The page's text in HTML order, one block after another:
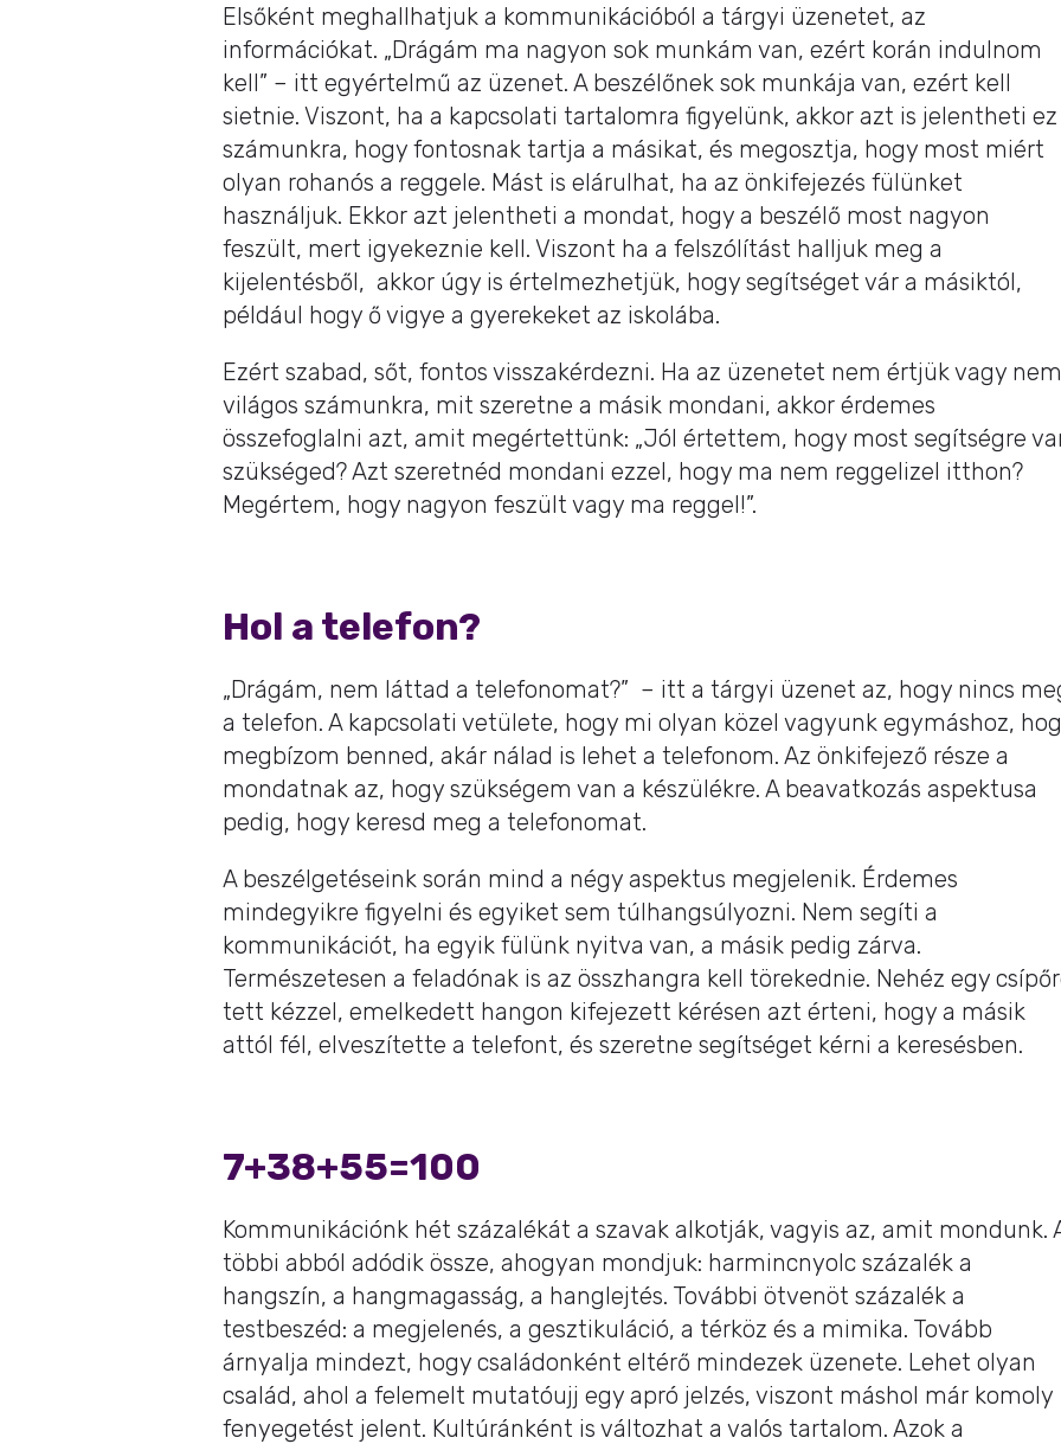
Elsőként meghallhatjuk a kommunikációból a tárgyi üzenetet, az
információkat. „Drágám ma nagyon sok munkám van, ezért korán indulnom
kell” – itt egyértelmű az üzenet. A beszélőnek sok munkája van, ezért kell
sietnie. Viszont, ha a kapcsolati tartalomra figyelünk, akkor azt is jelentheti ez
számunkra, hogy fontosnak tartja a másikat, és megosztja, hogy most miért
olyan rohanós a reggele. Mást is elárulhat, ha az önkifejezés fülünket
használjuk. Ekkor azt jelentheti a mondat, hogy a beszélő most nagyon
feszült, mert igyekeznie kell. Viszont ha a felszólítást halljuk meg a
kijelentésből, akkor úgy is értelmezhetjük, hogy segítséget vár a másiktól,
például hogy ő vigye a gyerekeket az iskolába.
Ezért szabad, sőt, fontos visszakérdezni. Ha az üzenetet nem értjük vagy nem
világos számunkra, mit szeretne a másik mondani, akkor érdemes
összefoglalni azt, amit megértettünk: „Jól értettem, hogy most segítségre
szükséged? Azt szeretnéd mondani ezzel, hogy ma nem reggelizel itthon?
Megértem, hogy nagyon feszült vagy ma reggel!”.
Hol a telefon?
„Drágám, nem láttad a telefonomat?” – itt a tárgyi üzenet az, hogy nincs
a telefon. A kapcsolati vetülete, hogy mi olyan közel vagyunk egymáshoz,
megbízom benned, akár nálad is lehet a telefonom. Az önkifejező része a
mondatnak az, hogy szükségem van a készülékre. A beavatkozás aspektusa
pedig, hogy keresd meg a telefonomat.
A beszélgetéseink során mind a négy aspektus megjelenik. Érdemes
mindegyikre figyelni és egyiket sem túlhangsúlyozni. Nem segíti a
kommunikációt, ha egyik fülünk nyitva van, a másik pedig zárva.
Természetesen a feladónak is az összhangra kell törekednie. Nehéz egy
tett kézzel, emelkedett hangon kifejezett kérésen azt érteni, hogy a másik
attól fél, elveszítette a telefont, és szeretne segítséget kérni a keresésben.
7+38+55=100
Kommunikációnk hét százalékát a szavak alkotják, vagyis az, amit mondunk.
többi abból adódik össze, ahogyan mondjuk: harmincnyolc százalék a
hangszín, a hangmagasság, a hanglejtés. További ötvenöt százalék a
testbeszéd: a megjelenés, a gesztikuláció, a térköz és a mimika. Tovább
árnyalja mindezt, hogy családonként eltérő mindezek üzenete. Lehet olyan
család, ahol a felemelt mutatóujj egy apró jelzés, viszont máshol már komoly
fenyegetést jelent. Kultúránként is változhat a valós tartalom. Azok a